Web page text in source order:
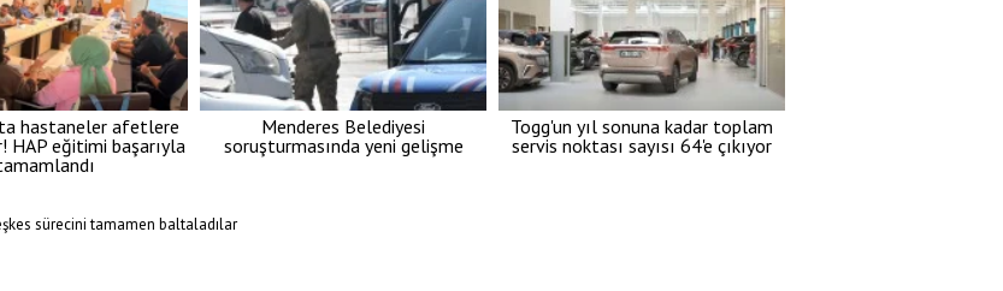
hastaneler afetlere
HAP eğitimi başarıyla
Menderes Belediyesi
soruşturmasında yeni gelişme
Togg'un yıl sonuna kadar toplam
servis noktası sayısı 64'e çıkıyor
sürecini tamamen baltaladılar